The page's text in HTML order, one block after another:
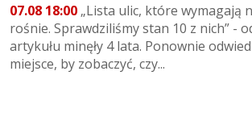
07.08 18:00 „Lista ulic, które wymagają
rośnie. Sprawdziliśmy stan 10 z nich” -
artykułu minęły 4 lata. Ponownie
miejsce, by zobaczyć, czy...